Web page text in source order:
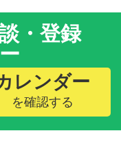
・登録
レンダー
を確認する